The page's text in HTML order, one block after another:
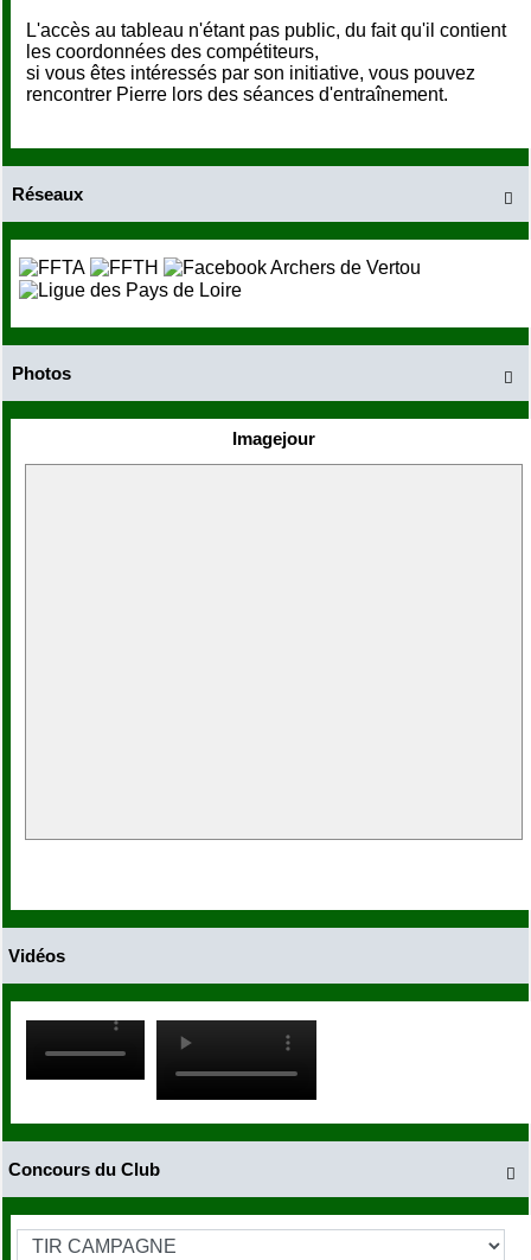
L'accès au tableau n'étant pas public, du fait qu'il contient
les coordonnées des compétiteurs,
si vous êtes intéressés par son initiative, vous pouvez
rencontrer Pierre lors des séances d'entraînement.

Réseaux

Photos
Imagejour
Vidéos

Concours du Club